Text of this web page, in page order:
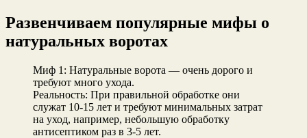
Развенчиваем популярные мифы о
натуральных воротах
Миф 1: Натуральные ворота — очень дорого и
требуют много ухода.
Реальность: При правильной обработке они
служат 10-15 лет и требуют минимальных затрат
на уход, например, небольшую обработку
антисептиком раз в 3-5 лет.